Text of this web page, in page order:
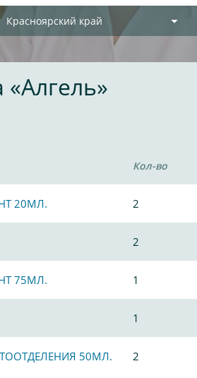
Красноярский край
«Алгель»
Кол-во
20МЛ. 2
2
75МЛ. 1
1
50МЛ.
2